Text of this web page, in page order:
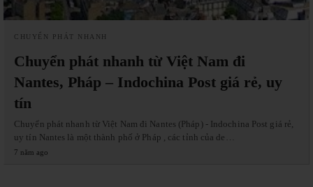
CHUYỂN PHÁT NHANH
Chuyển phát nhanh từ Việt Nam đi
Nantes, Pháp – Indochina Post giá rẻ, uy
tín
Chuyển phát nhanh từ Việt Nam đi Nantes (Pháp) - Indochina Post giá rẻ,
uy tín Nantes là một thành phố ở Pháp , các tỉnh của de…
7 năm ago